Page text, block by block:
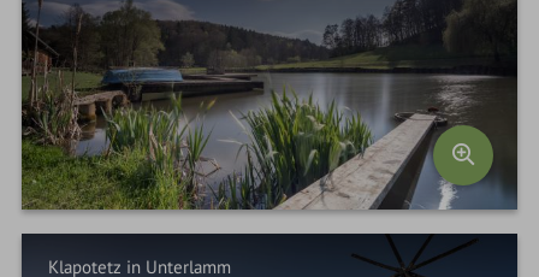
Klapotetz in Unterlamm